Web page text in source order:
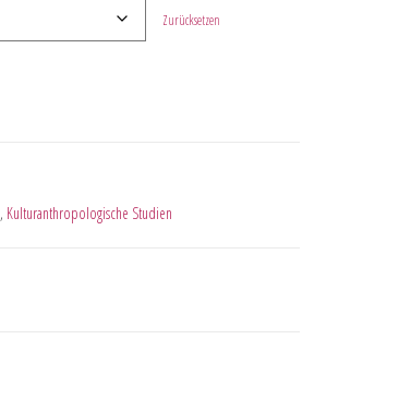
Zurücksetzen
, Kulturanthropologische Studien